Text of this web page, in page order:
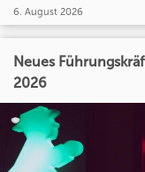
6. August 2026
Neues
2026